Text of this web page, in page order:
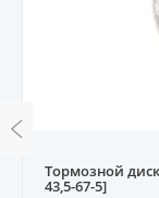
Тормозной
43,5-67-5]